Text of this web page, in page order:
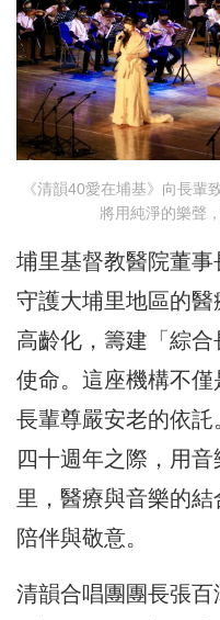
《清韻40愛在埔基》向長輩
將用純淨的樂聲
埔里基督教醫院董
守護大埔里地區的
高齡化，籌建「綜
使命。這座機構不
長輩尊嚴安老的依
四十週年之際，用
里，醫療與音樂的
陪伴與敬意。
清韻合唱團團長張